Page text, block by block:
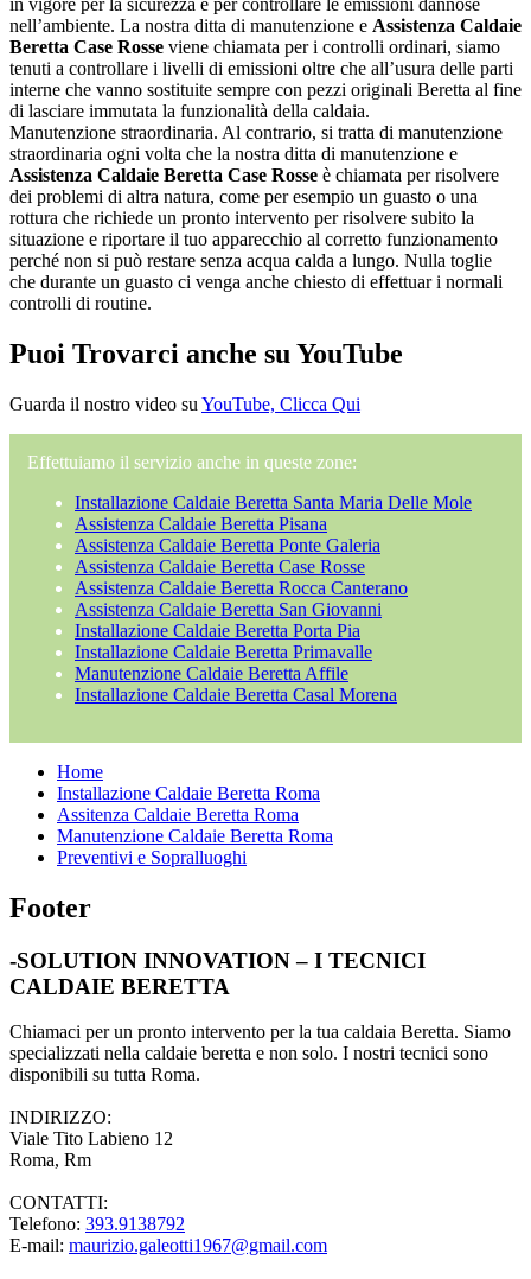
nell’ambiente. La nostra ditta di manutenzione e Assistenza Caldaie
Beretta Case Rosse viene chiamata per i controlli ordinari, siamo
tenuti a controllare i livelli di emissioni oltre che all’usura delle parti
interne che vanno sostituite sempre con pezzi originali Beretta al fine
di lasciare immutata la funzionalità della caldaia.
Manutenzione straordinaria. Al contrario, si tratta di manutenzione
straordinaria ogni volta che la nostra ditta di manutenzione e
Assistenza Caldaie Beretta Case Rosse è chiamata per risolvere
dei problemi di altra natura, come per esempio un guasto o una
rottura che richiede un pronto intervento per risolvere subito la
situazione e riportare il tuo apparecchio al corretto funzionamento
perché non si può restare senza acqua calda a lungo. Nulla toglie
che durante un guasto ci venga anche chiesto di effettuar i normali
controlli di routine.
Puoi Trovarci anche su YouTube
Guarda il nostro video su YouTube, Clicca Qui
Effettuiamo il servizio anche in queste zone:
Installazione Caldaie Beretta Santa Maria Delle Mole
Assistenza Caldaie Beretta Pisana
Assistenza Caldaie Beretta Ponte Galeria
Assistenza Caldaie Beretta Case Rosse
Assistenza Caldaie Beretta Rocca Canterano
Assistenza Caldaie Beretta San Giovanni
Installazione Caldaie Beretta Porta Pia
Installazione Caldaie Beretta Primavalle
Manutenzione Caldaie Beretta Affile
Installazione Caldaie Beretta Casal Morena
Home
Installazione Caldaie Beretta Roma
Assitenza Caldaie Beretta Roma
Manutenzione Caldaie Beretta Roma
Preventivi e Sopralluoghi
Footer
-SOLUTION INNOVATION – I TECNICI
CALDAIE BERETTA
Chiamaci per un pronto intervento per la tua caldaia Beretta. Siamo
specializzati nella caldaie beretta e non solo. I nostri tecnici sono
disponibili su tutta Roma.
INDIRIZZO:
Viale Tito Labieno 12
Roma, Rm
CONTATTI:
Telefono: 393.9138792
E-mail: maurizio.galeotti1967@gmail.com